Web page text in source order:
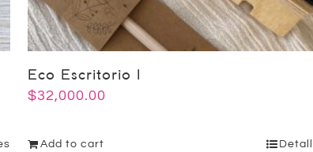
Eco Escritorio I
$32,000.00
Add to cart